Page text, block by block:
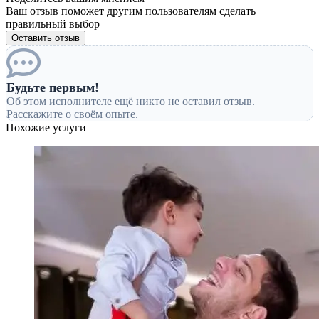
Ваш отзыв поможет другим пользователям сделать
правильный выбор
Оставить отзыв
Будьте первым!
Об этом исполнителе ещё никто не оставил отзыв.
Расскажите о своём опыте.
Похожие услуги